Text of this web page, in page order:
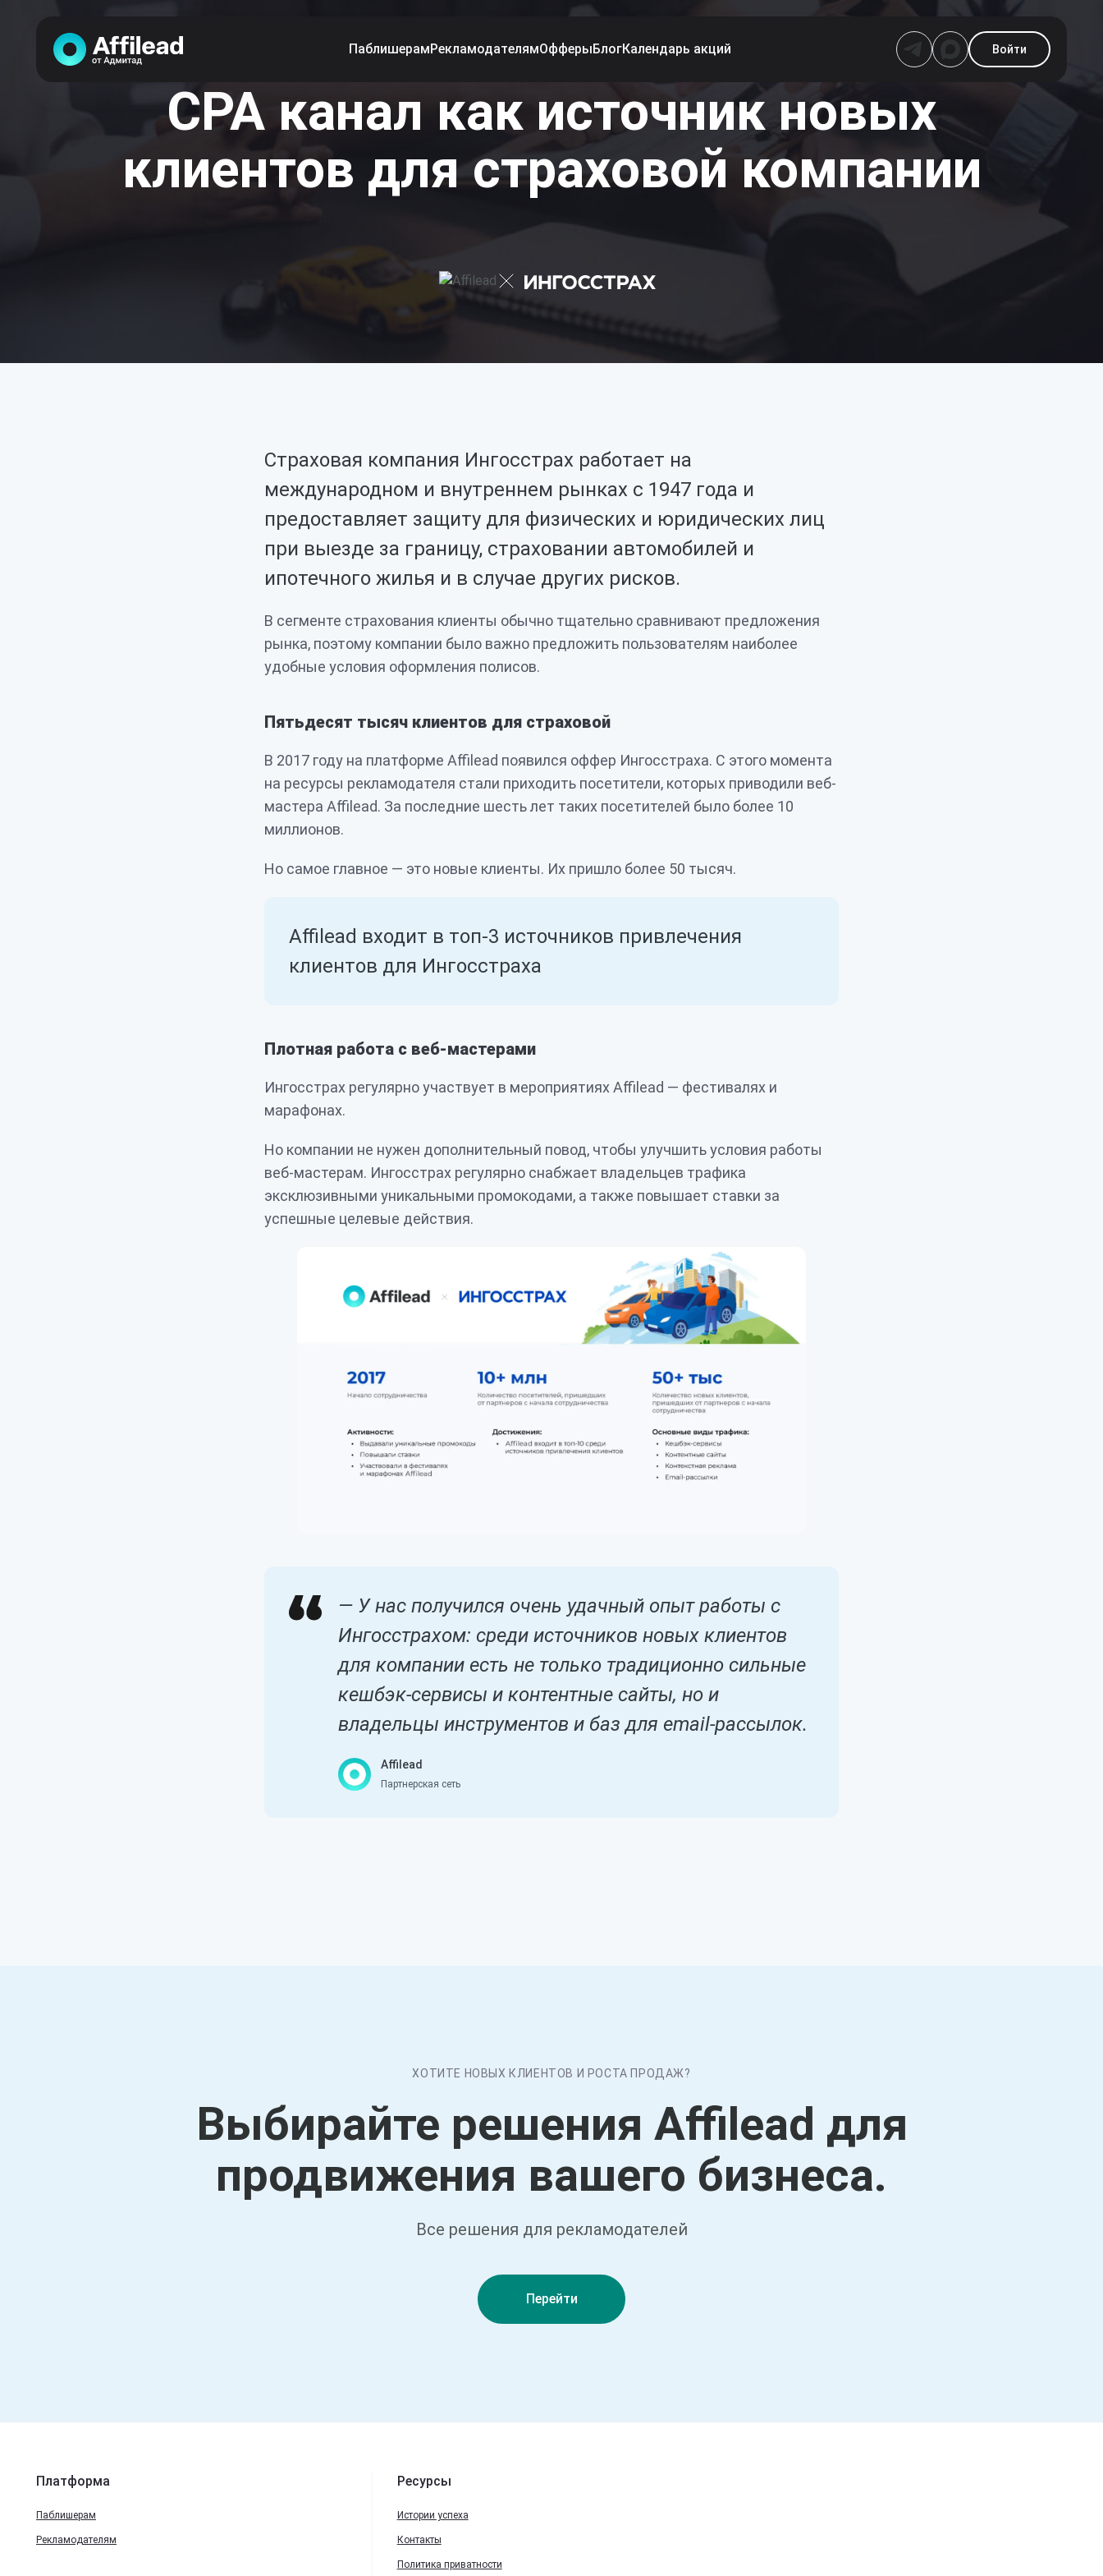
ПаблишерамРекламодателямОфферыБлогКалендарь акций Войти
ИСТОРИИ УСПЕХА
CPA канал как источник новых
клиентов для страховой компании
Страховая компания Ингосстрах работает на
международном и внутреннем рынках с 1947 года и
предоставляет защиту для физических и юридических лиц
при выезде за границу, страховании автомобилей и
ипотечного жилья и в случае других рисков.
В сегменте страхования клиенты обычно тщательно сравнивают предложения
рынка, поэтому компании было важно предложить пользователям наиболее
удобные условия оформления полисов.
Пятьдесят тысяч клиентов для страховой
В 2017 году на платформе Affilead появился оффер Ингосстраха. С этого момента
на ресурсы рекламодателя стали приходить посетители, которых приводили веб-
мастера Affilead. За последние шесть лет таких посетителей было более 10
миллионов.
Но самое главное — это новые клиенты. Их пришло более 50 тысяч.
Affilead входит в топ-3 источников привлечения
клиентов для Ингосстраха
Плотная работа с веб-мастерами
Ингосстрах регулярно участвует в мероприятиях Affilead — фестивалях и
марафонах.
Но компании не нужен дополнительный повод, чтобы улучшить условия работы
веб-мастерам. Ингосстрах регулярно снабжает владельцев трафика
эксклюзивными уникальными промокодами, а также повышает ставки за
успешные целевые действия.
— У нас получился очень удачный опыт работы с
Ингосстрахом: среди источников новых клиентов
для компании есть не только традиционно сильные
кешбэк-сервисы и контентные сайты, но и
владельцы инструментов и баз для email-рассылок.
Affilead
Партнерская сеть
ХОТИТЕ НОВЫХ КЛИЕНТОВ И РОСТА ПРОДАЖ?
Выбирайте решения Affilead для
продвижения вашего бизнеса.
Все решения для рекламодателей
Перейти
Платформа
Паблишерам
Рекламодателям
Ресурсы
Истории успеха
Контакты
Политика приватности